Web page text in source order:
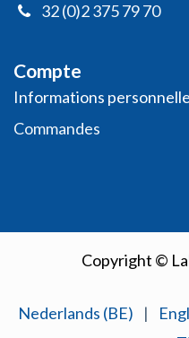
32 (0)2 375 79 70
Compte
Informations
​Commandes
Copyright ©
Nederlands (BE) |